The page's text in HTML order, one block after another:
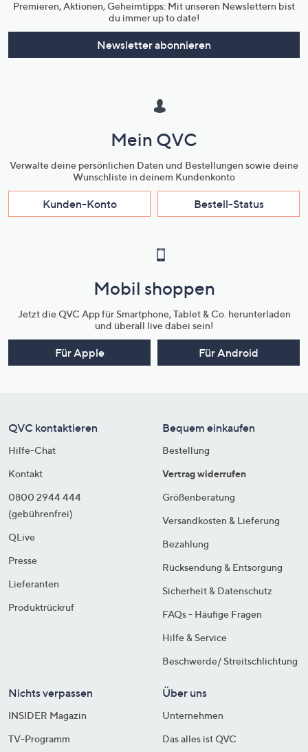
Premieren, Aktionen, Geheimtipps: Mit unseren Newslettern bist
du immer up to date!
Newsletter abonnieren
Mein QVC
Verwalte deine persönlichen Daten und Bestellungen sowie deine
Wunschliste in deinem Kundenkonto
Kunden-Konto Bestell-Status
Mobil shoppen
Jetzt die QVC App für Smartphone, Tablet & Co. herunterladen
und überall live dabei sein!
Für Apple Für Android
QVC kontaktieren
Hilfe-Chat
Kontakt
0800 2944 444
(gebührenfrei)
QLive
Presse
Lieferanten
Produktrückruf
Bequem einkaufen
Bestellung
Vertrag widerrufen
Größenberatung
Versandkosten & Lieferung
Bezahlung
Rücksendung & Entsorgung
Sicherheit & Datenschutz
FAQs - Häufige Fragen
Hilfe & Service
Beschwerde/ Streitschlichtung
Nichts verpassen
INSIDER Magazin
TV-Programm
Über uns
Unternehmen
Das alles ist QVC